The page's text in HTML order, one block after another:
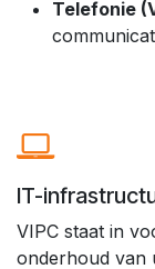
Telefonie
IT-
VIPC staat in
onderhoud van